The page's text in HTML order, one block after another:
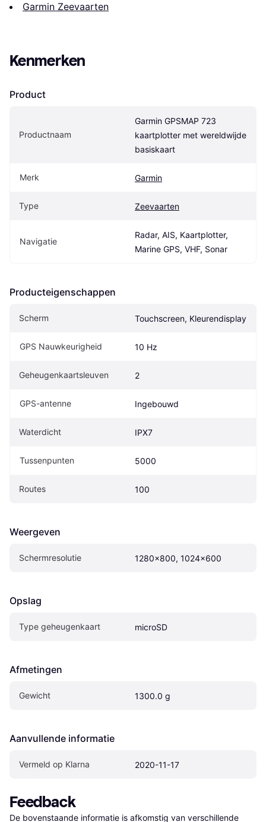
Garmin Zeevaarten
Kenmerken
Product
Productnaam
Garmin GPSMAP 723
kaartplotter met wereldwijde
basiskaart
Merk Garmin
Type Zeevaarten
Navigatie
Radar, AIS, Kaartplotter,
Marine GPS, VHF, Sonar
Producteigenschappen
Scherm Touchscreen, Kleurendisplay
GPS Nauwkeurigheid 10 Hz
Geheugenkaartsleuven 2
GPS-antenne Ingebouwd
Waterdicht IPX7
Tussenpunten 5000
Routes 100
Weergeven
Schermresolutie 1280x800, 1024x600
Opslag
Type geheugenkaart microSD
Afmetingen
Gewicht 1300.0 g
Aanvullende informatie
Vermeld op Klarna 2020-11-17
Feedback
De bovenstaande informatie is afkomstig van verschillende